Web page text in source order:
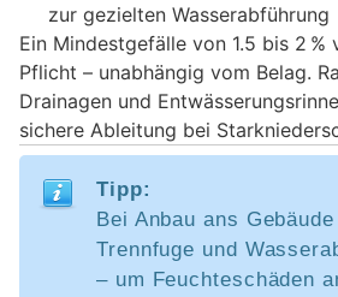
zur gezielten Wasserabführung
Ein Mindestgefälle von 1.5 bis 2 %
Pflicht – unabhängig vom Belag.
Drainagen und
sichere Ableitung bei
Tipp:
Bei Anbau ans
Trennfuge und
– um Feuchteschäden